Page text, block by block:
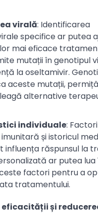
virală: Identificarea
specifice ar putea
mai eficace
mutații în genotipul
la oseltamivir.
aceste mutații,
alternative
individuale:
și istoricul
influența răspunsul la
ar putea lua
factori pentru a
tratamentului.
și